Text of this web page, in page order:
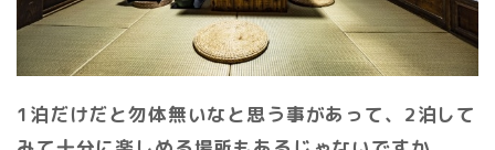
1泊だけだと勿体無いなと思う事があって、2泊して